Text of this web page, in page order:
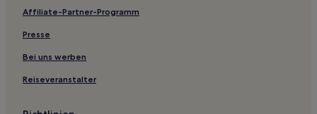
Hotels nahe Suhu See
Gasthäuser in Fenghuang
Hostels in Zhangjiajie
B&B in Zhangjiajie
Affiliate-Partner-Programm
Presse
Bei uns werben
Reiseveranstalter